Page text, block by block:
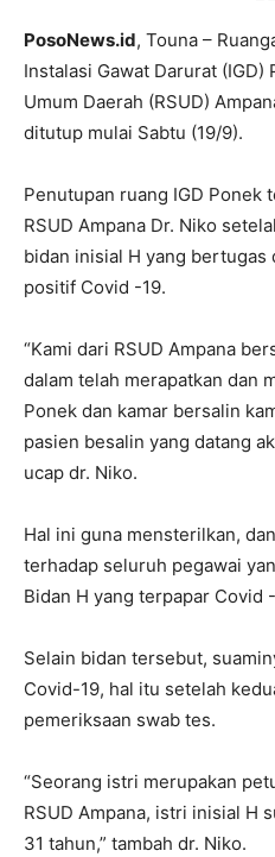
PosoNews.id, Touna –
Instalasi Gawat Darurat (IGD)
Umum Daerah (RSUD)
ditutup mulai Sabtu (19/9).
Penutupan ruang IGD
RSUD Ampana Dr. Niko
bidan inisial H yang
positif Covid -19.
“Kami dari RSUD Ampana
dalam telah merapatkan dan
Ponek dan kamar bersalin
pasien besalin yang datang
ucap dr. Niko.
Hal ini guna mensterilkan,
terhadap seluruh pegawai
Bidan H yang terpapar Covid
Selain bidan tersebut,
Covid-19, hal itu setelah
pemeriksaan swab tes.
“Seorang istri merupakan
RSUD Ampana, istri inisial H
31 tahun,” tambah dr. Niko.